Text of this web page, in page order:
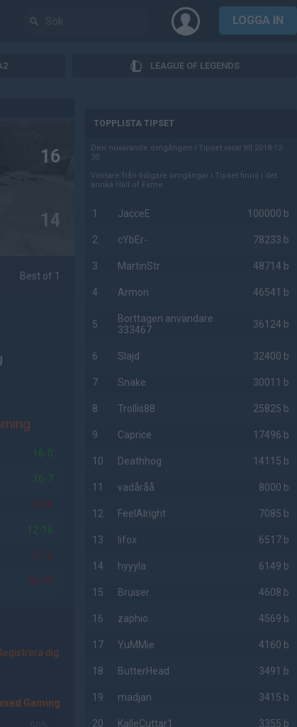
LOGGA IN
LEAGUE OF LEGENDS
16
14
Best of 1
16-0
16-7
3-16
12-16
9-16
16-12
dig
Gaming
TOPPLISTA TIPSET
Den nuvarande omgången i Tipset varar till 2018-12-
30.
Vinnare från tidigare omgångar i Tipset finns i det
anrika Hall of Fame.
1 JacceE 100000 b
2 cYbEr- 78233 b
3 MartinStr 48714 b
4 Armon 46541 b
5
Borttagen användare
333467
36124 b
6 Slajd 32400 b
7 Snake 30011 b
8 Trollis88 25825 b
9 Caprice 17496 b
10 Deathhog 14115 b
11 vadåråå 8000 b
12 FeelAlright 7085 b
13 lifox 6517 b
14 hyyyla 6149 b
15 Bruiser 4608 b
16 zaphio 4569 b
17 YuMMie 4160 b
18 ButterHead 3491 b
19 madjan 3415 b
20 KalleCuttar1 3355 b